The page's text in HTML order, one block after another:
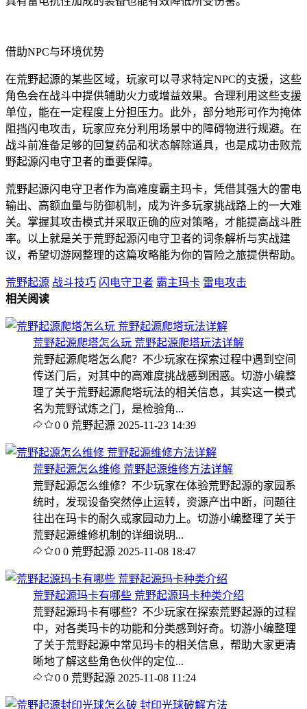
借助NPC与环境优势
在荒野起源的某些区域，玩家可以寻求特定NPC的支援，这些
角色会在战斗中提供辅助火力或增益效果。合理利用这些支援
单位，能在一定程度上分担压力。此外，部分地形可作为掩体
阻挡闪电攻击，玩家应充分利用场景中的障碍物进行规避。在
战斗前准备足够的回复药品和状态解除道具，也是成功击败荒
野起源闪电守卫者的重要保障。
荒野起源闪电守卫者作为高难度霸主玛卡，凭借其强大的雷电
输出、高额血量与防御机制，成为许多玩家挑战路上的一大难
关。掌握其攻击模式并采取正确的应对策略，才能提高战斗胜
率。以上就是关于荒野起源闪电守卫者的词条解析与实战建
议，希望切游网整理的这篇攻略能为你的冒险之旅提供帮助。
荒野起源 战斗技巧 闪电守卫者 霸主玛卡 雷电攻击
相关阅读
荒野起源爬塔怎么玩 荒野起源爬塔玩法详解
荒野起源爬塔怎么爬？不少玩家在探索过程中遇到空间
传送门后，对其中的高难度挑战感到困惑。切游小编整
理了关于荒野起源爬塔玩法的相关信息，其实这一模式
名为荒野试炼之门，是检验角...
0 0 荒野起源 2025-11-23 14:39
荒野起源怎么维修 荒野起源维修方法详解
荒野起源怎么维修？不少玩家在体验荒野起源的家园系
统时，发现设备突然停止运转，资源产出中断，问题往
往出在玛卡的耐久或家园动力上。切游小编整理了关于
荒野起源维修机制的详细说明...
0 0 荒野起源 2025-11-08 18:47
荒野起源玛卡有哪些 荒野起源玛卡种类介绍
荒野起源玛卡有哪些？不少玩家在探索荒野起源的过程
中，对各类玛卡的功能和分类感到好奇。切游小编整理
了关于荒野起源中常见玛卡的相关信息，帮助大家更清
晰地了解这些角色伙伴的定位...
0 0 荒野起源 2025-11-08 11:24